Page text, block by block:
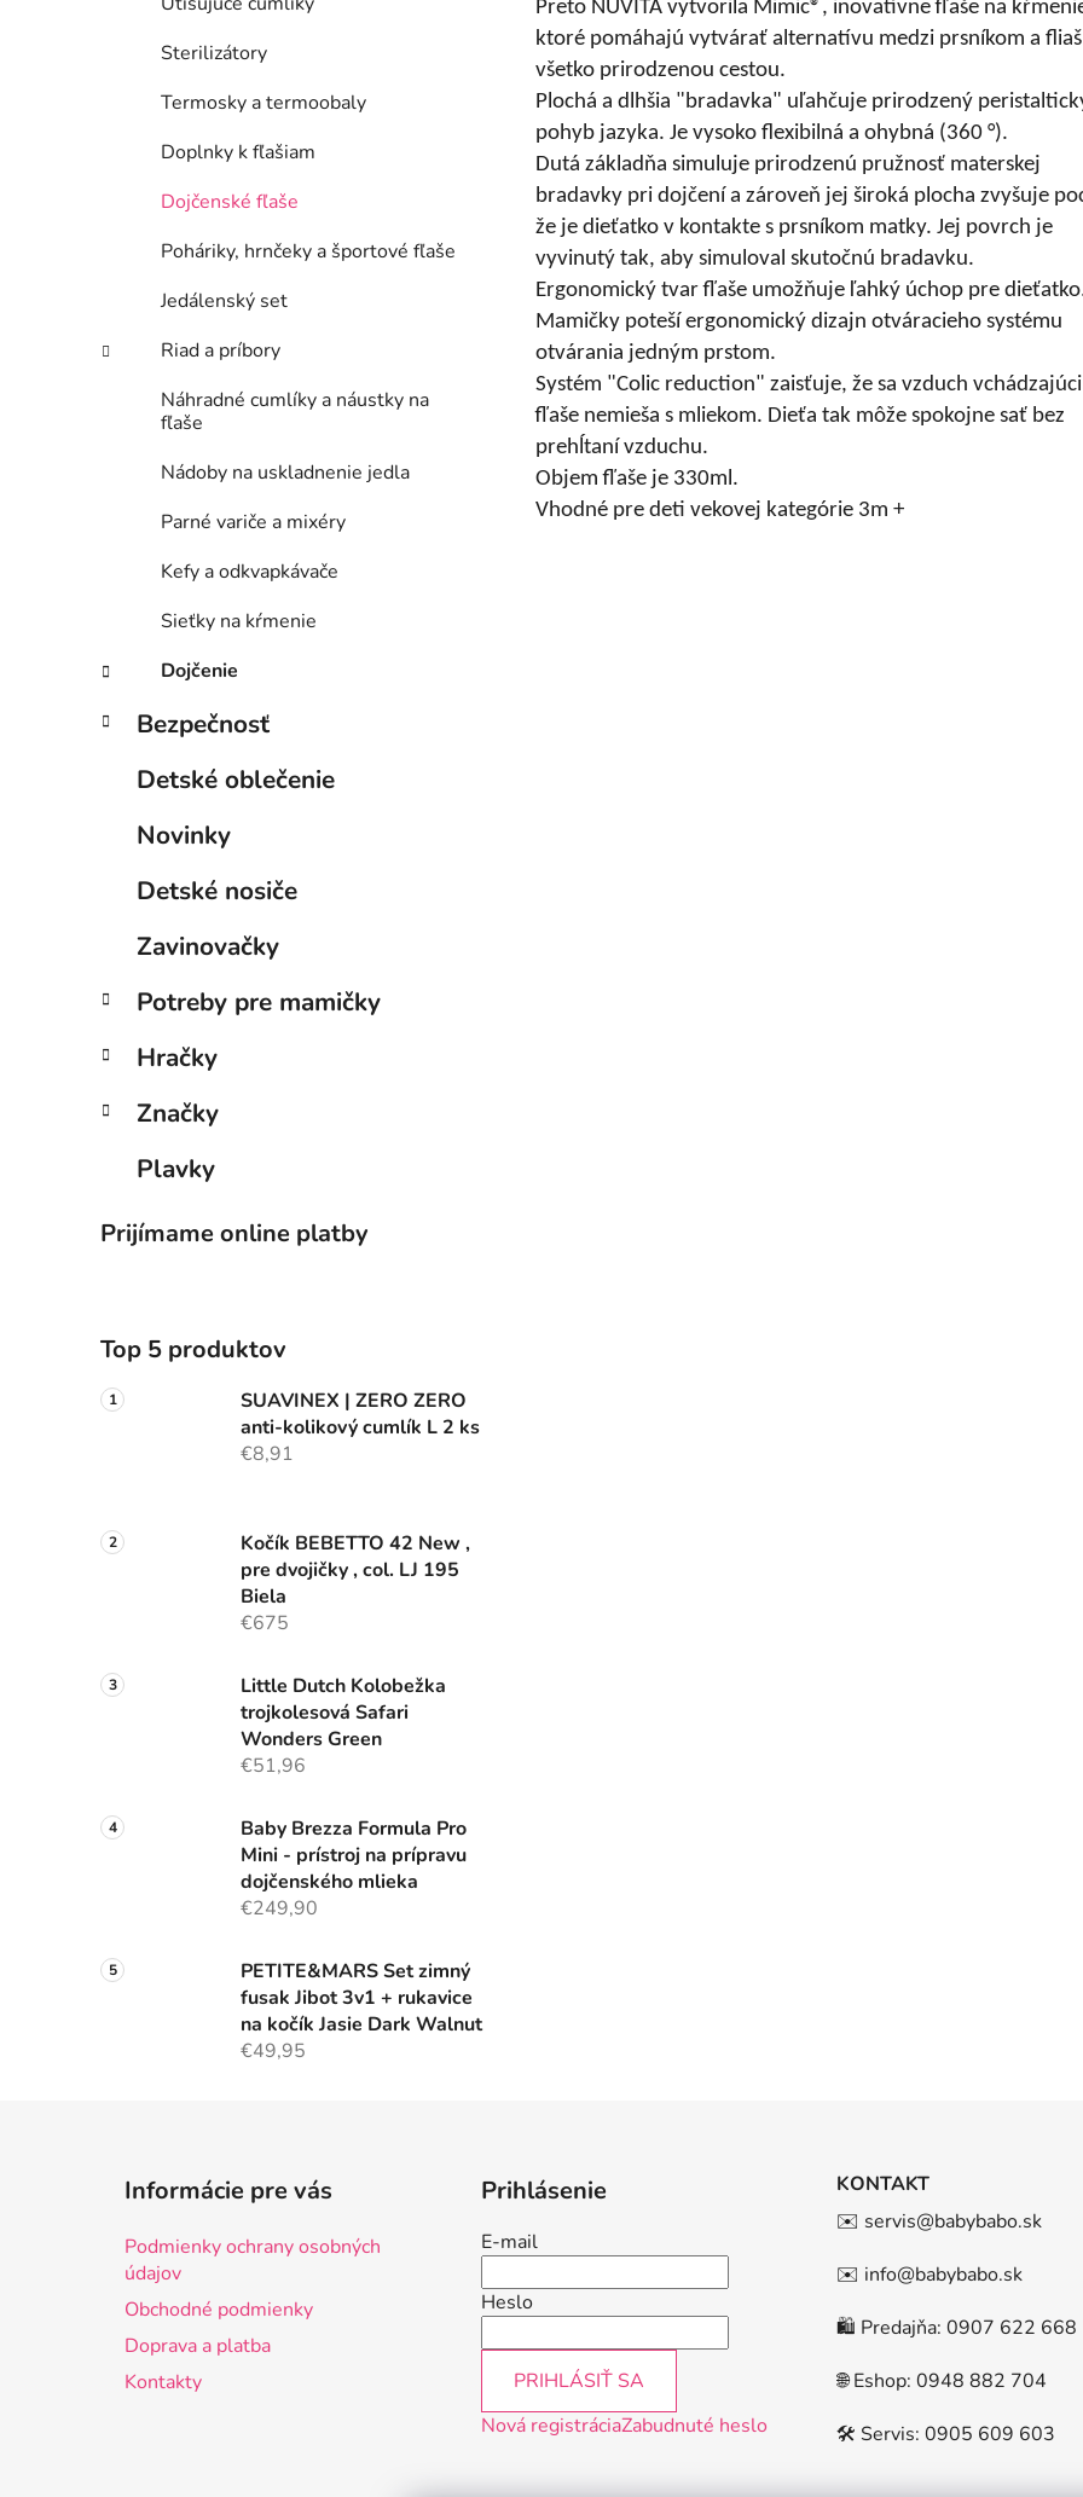
Sterilizátory
Termosky a termoobaly
Doplnky k fľašiam
Dojčenské fľaše
Poháriky, hrnčeky a športové fľaše
Jedálenský set
Riad a príbory
Náhradné cumlíky a náustky na
fľaše
Nádoby na uskladnenie jedla
Parné variče a mixéry
Kefy a odkvapkávače
Sieťky na kŕmenie
Dojčenie
Bezpečnosť
Detské oblečenie
Novinky
Detské nosiče
Zavinovačky
Potreby pre mamičky
Hračky
Značky
Plavky
Prijímame online platby
Top 5 produktov
SUAVINEX | ZERO ZERO
anti-kolikový cumlík L 2 ks
€8,91
Kočík BEBETTO 42 New ,
pre dvojičky , col. LJ 195
Biela
€675
Little Dutch Kolobežka
trojkolesová Safari
Wonders Green
€51,96
Baby Brezza Formula Pro
Mini - prístroj na prípravu
dojčenského mlieka
€249,90
PETITE&MARS Set zimný
fusak Jibot 3v1 + rukavice
na kočík Jasie Dark Walnut
€49,95
Preto NUVITA vytvorila Mimic®, inovatívne fľaše na
ktoré pomáhajú vytvárať alternatívu medzi prsníkom a
všetko prirodzenou cestou.
Plochá a dlhšia "bradavka" uľahčuje prirodzený
pohyb jazyka. Je vysoko flexibilná a ohybná (360 °).
Dutá základňa simuluje prirodzenú pružnosť materskej
bradavky pri dojčení a zároveň jej široká plocha zvyšuje
že je dieťatko v kontakte s prsníkom matky. Jej povrch je
vyvinutý tak, aby simuloval skutočnú bradavku.
Ergonomický tvar fľaše umožňuje ľahký úchop pre
Mamičky poteší ergonomický dizajn otváracieho systému
otvárania jedným prstom.
Systém "Colic reduction" zaisťuje, že sa vzduch
fľaše nemieša s mliekom. Dieťa tak môže spokojne sať bez
prehĺtaní vzduchu.
Objem fľaše je 330ml.
Vhodné pre deti vekovej kategórie 3m +
Informácie pre vás
Podmienky ochrany osobných
údajov
Obchodné podmienky
Doprava a platba
Kontakty
Prihlásenie
E-mail
Heslo
PRIHLÁSIŤ SA
Nová registráciaZabudnuté heslo
KONTAKT
✉️ servis@babybabo.sk
✉️ info@babybabo.sk
🛍️ Predajňa: 0907 622 668
🌐 Eshop: 0948 882 704
🛠️ Servis: 0905 609 603